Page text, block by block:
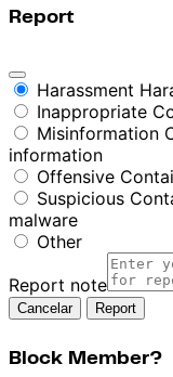
Report
Harassment
Inappropriate
Misinformation
information
Offensive
Suspicious
malware
Other
Report note
Report
Block Member?